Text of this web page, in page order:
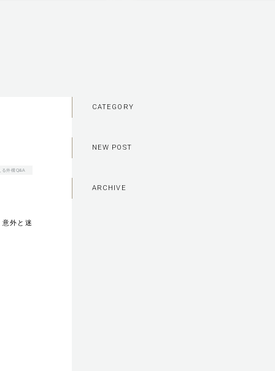
る外構Q&A
外と迷
CATEGORY
NEW POST
ARCHIVE